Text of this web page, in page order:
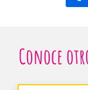
Conoce